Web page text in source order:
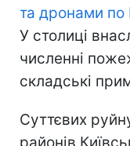
та дронами по
У столиці
численні
складські
Суттєвих
районів